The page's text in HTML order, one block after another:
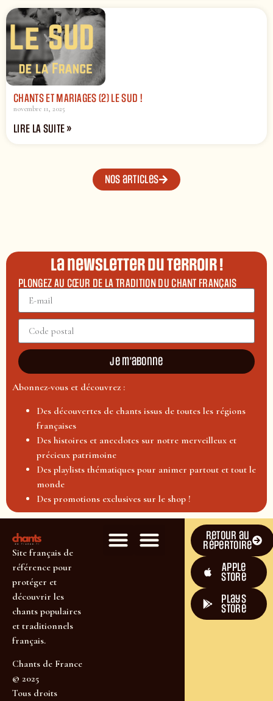
CHANTS ET MARIAGES (2) LE SUD !
novembre 11, 2025
LIRE LA SUITE »
Nos articles
La newsletter du terroir !
PLONGEZ AU CŒUR DE LA TRADITION DU CHANT FRANÇAIS
Je m'abonne
Abonnez-vous et découvrez :
Des découvertes de chants issus de toutes les régions
françaises
Des histoires et anecdotes sur notre merveilleux et
précieux patrimoine
Des playlists thématiques pour animer partout et tout le
monde
Des promotions exclusives sur le shop !
Site français de
référence pour
protéger et
découvrir les
chants populaires
et traditionnels
français.
Chants de France
© 2025
Tous droits
Retour au
répertoire
Apple
Store
plays
store